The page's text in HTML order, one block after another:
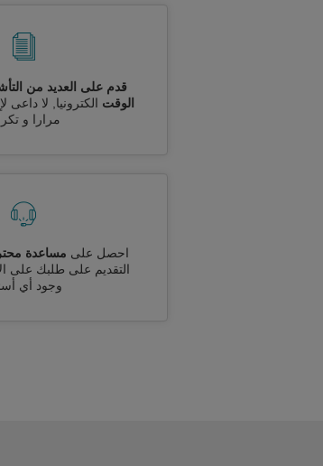
قدم على العديد من
الوقت الكترونيا, لا داعى
مرارا و
احصل على مساعدة
التقديم على طلبك على
وجود أي